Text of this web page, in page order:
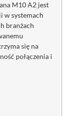
M10 A2 jest
w systemach
branżach
się na
połączenia i